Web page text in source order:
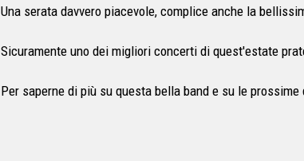
Una serata davvero piacevole, complice anche la
Sicuramente uno dei migliori concerti di quest'estate
Per saperne di più su questa bella band e su le